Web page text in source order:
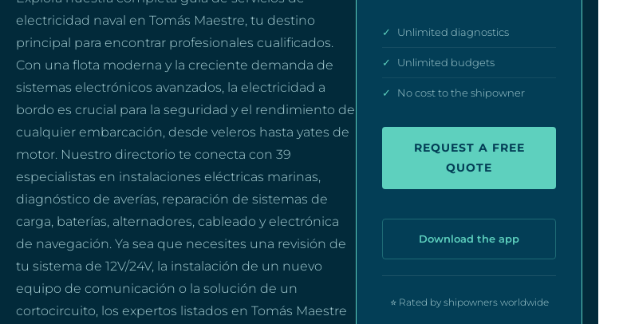
electricidad naval en Tomás Maestre, tu destino
principal para encontrar profesionales cualificados.
Con una flota moderna y la creciente demanda de
sistemas electrónicos avanzados, la electricidad a
bordo es crucial para la seguridad y el rendimiento de
cualquier embarcación, desde veleros hasta yates de
motor. Nuestro directorio te conecta con 39
especialistas en instalaciones eléctricas marinas,
diagnóstico de averías, reparación de sistemas de
carga, baterías, alternadores, cableado y electrónica
de navegación. Ya sea que necesites una revisión de
tu sistema de 12V/24V, la instalación de un nuevo
equipo de comunicación o la solución de un
cortocircuito, los expertos listados en Tomás Maestre
✓ Unlimited diagnostics
✓ Unlimited budgets
✓ No cost to the shipowner
REQUEST A FREE
QUOTE
Download the app
⭐ Rated by shipowners worldwide